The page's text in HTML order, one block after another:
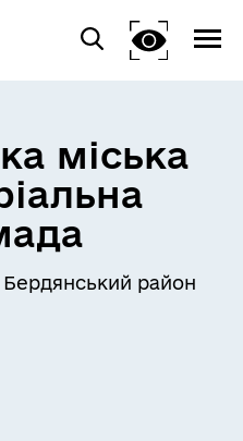
міська
Бердянський район